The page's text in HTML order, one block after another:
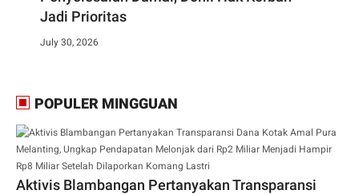
Jadi Prioritas
July 30, 2026
POPULER MINGGUAN
Aktivis Blambangan Pertanyakan Transparansi